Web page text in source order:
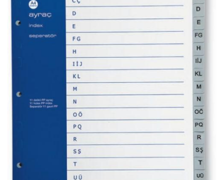
CLIPBOARD-URI
ARTICOLE DIN HARTIE
HARTIE PENTRU COPIATOR SI
HARTIE & CARTON COLOR
TIPIZATE & HARTII OPERATIONALE
PLICURI PENTRU CORESPONDENTA,
DOCUMENTE & SPECIALE
ETICHETE AUTOADEZIVE
CUBURI DIN HARTIE & CUBURI
CAIETE & BLOCK NOTES-URI
ACCESORII PENTRU BIROU